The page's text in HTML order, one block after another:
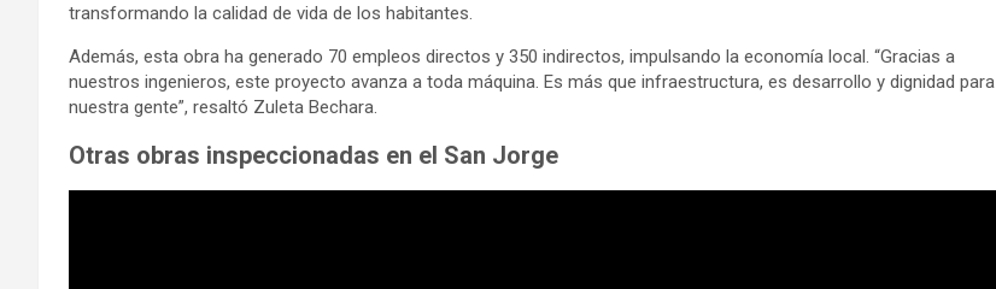
transformando la calidad de vida de los habitantes.
Además, esta obra ha generado 70 empleos directos y 350 indirectos, impulsando la economía local. “Gracias a
nuestros ingenieros, este proyecto avanza a toda máquina. Es más que infraestructura, es desarrollo y dignidad para
nuestra gente”, resaltó Zuleta Bechara.
Otras obras inspeccionadas en el San Jorge